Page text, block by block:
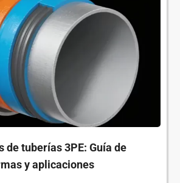
de tuberías 3PE: Guía de
y aplicaciones